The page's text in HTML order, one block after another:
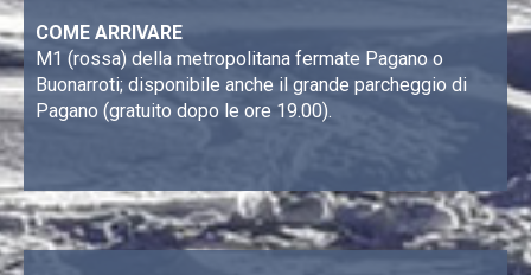
COME ARRIVARE
M1 (rossa) della metropolitana fermate Pagano o
Buonarroti; disponibile anche il grande parcheggio di
Pagano (gratuito dopo le ore 19.00).